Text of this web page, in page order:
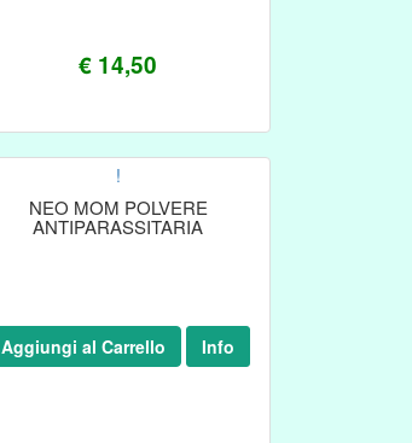
€ 14,50
!
NEO MOM POLVERE
ANTIPARASSITARIA
Aggiungi al Carrello Info